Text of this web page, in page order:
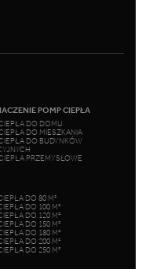
POMP CIEPŁA
DO DOMU
DO MIESZKANIA
DO BUDYNKÓW
PRZEMYSŁOWE
DO 80 M²
DO 100 M²
DO 120 M²
DO 150 M²
DO 180 M²
DO 200 M²
DO 250 M²